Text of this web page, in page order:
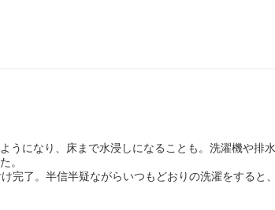
うになり、床まで水浸しになることも。洗濯機や排
。
完了。半信半疑ながらいつもどおりの洗濯をすると
しも泡が出てくるようなことは無いです。ここし